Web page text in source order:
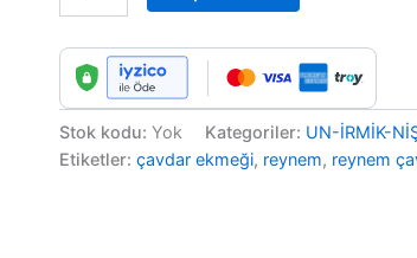
Stok kodu: Yok Kategoriler: UN-İRMİK-
Etiketler: çavdar ekmeği, reynem, reynem